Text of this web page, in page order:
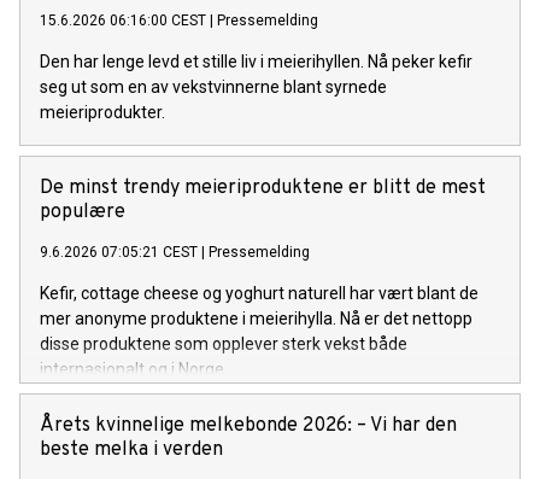
15.6.2026 06:16:00 CEST | Pressemelding
Den har lenge levd et stille liv i meierihyllen. Nå peker kefir
seg ut som en av vekstvinnerne blant syrnede
meieriprodukter.
De minst trendy meieriproduktene er blitt de mest
populære
9.6.2026 07:05:21 CEST | Pressemelding
Kefir, cottage cheese og yoghurt naturell har vært blant de
mer anonyme produktene i meierihylla. Nå er det nettopp
disse produktene som opplever sterk vekst både
internasjonalt og i Norge.
Årets kvinnelige melkebonde 2026: – Vi har den
beste melka i verden